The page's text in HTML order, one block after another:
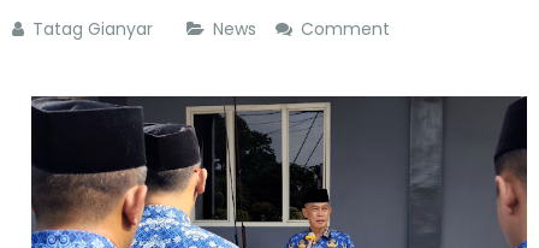
Tatag Gianyar News Comment